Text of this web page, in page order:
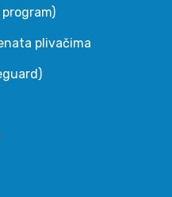
plivačima